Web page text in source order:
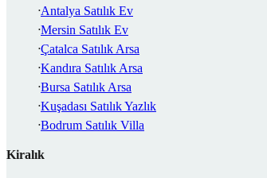
Antalya Satılık Ev
Mersin Satılık Ev
Çatalca Satılık Arsa
Kandıra Satılık Arsa
Bursa Satılık Arsa
Kuşadası Satılık Yazlık
Bodrum Satılık Villa
Kiralık